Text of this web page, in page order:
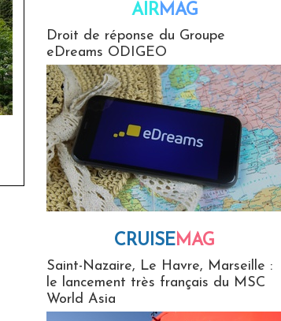
AIRMAG
Droit de réponse du Groupe
eDreams ODIGEO
CRUISEMAG
Saint-Nazaire, Le Havre, Marseille :
le lancement très français du MSC
World Asia